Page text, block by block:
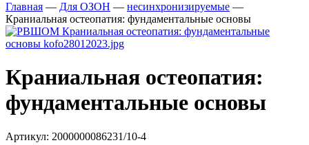
Главная — Для ОЗОН — несинхронизируемые —
Краниальная остеопатия: фундаментальные основы
Краниальная остеопатия:
фундаментальные основы
Артикул: 2000000086231/10-4